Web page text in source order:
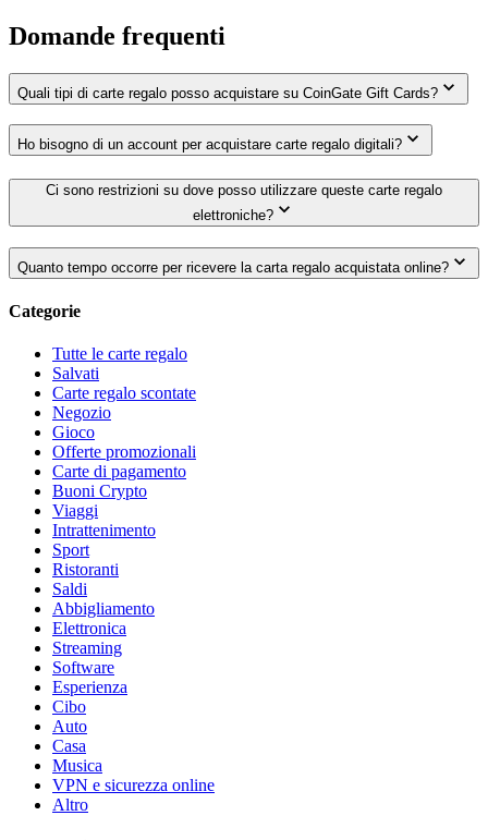
Domande frequenti
Quali tipi di carte regalo posso acquistare su CoinGate Gift Cards?
Ho bisogno di un account per acquistare carte regalo digitali?
Ci sono restrizioni su dove posso utilizzare queste carte regalo
elettroniche?
Quanto tempo occorre per ricevere la carta regalo acquistata online?
Categorie
Tutte le carte regalo
Salvati
Carte regalo scontate
Negozio
Gioco
Offerte promozionali
Carte di pagamento
Buoni Crypto
Viaggi
Intrattenimento
Sport
Ristoranti
Saldi
Abbigliamento
Elettronica
Streaming
Software
Esperienza
Cibo
Auto
Casa
Musica
VPN e sicurezza online
Altro